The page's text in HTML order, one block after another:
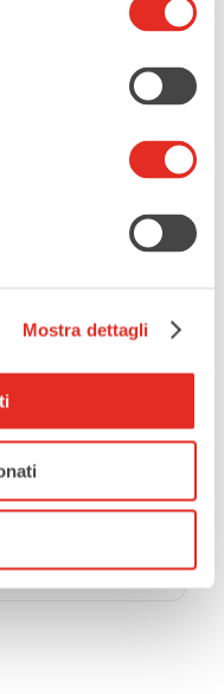
Mostra dettagli
EVENTO